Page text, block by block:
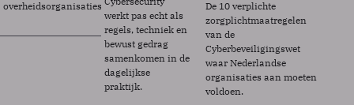
overheidsorganisaties.
werkt pas echt als
regels, techniek en
bewust gedrag
samenkomen in de
dagelijkse
praktijk.
De 10 verplichte
zorgplichtmaatregelen
van de
Cyberbeveiligingswet
waar Nederlandse
organisaties aan moeten
voldoen.